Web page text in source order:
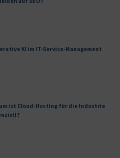
KI im IT-Service-Management
ist Cloud-Hosting für die Industrie